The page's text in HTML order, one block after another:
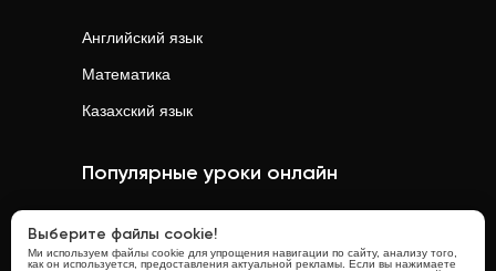
Английский язык
Математика
Казахский язык
Популярные уроки онлайн
Физикаонлайн
Выберите файлы cookie!
Ми используем файлы cookie для упрощения навигации по сайту, анализу того,
как он используется, предоставления актуальной рекламы. Если вы нажимаете